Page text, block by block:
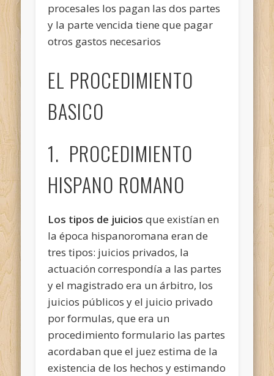
procesales los pagan las dos partes
y la parte vencida tiene que pagar
otros gastos necesarios
EL PROCEDIMIENTO
BASICO
1. PROCEDIMIENTO
HISPANO ROMANO
Los tipos de juicios que existían en
la época hispanoromana eran de
tres tipos: juicios privados, la
actuación correspondía a las partes
y el magistrado era un árbitro, los
juicios públicos y el juicio privado
por formulas, que era un
procedimiento formulario las partes
acordaban que el juez estima de la
existencia de los hechos y estimando